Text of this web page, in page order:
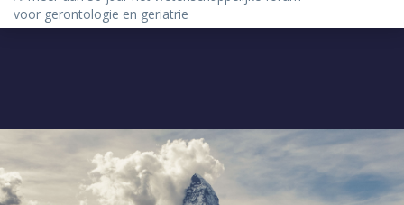
voor gerontologie en geriatrie